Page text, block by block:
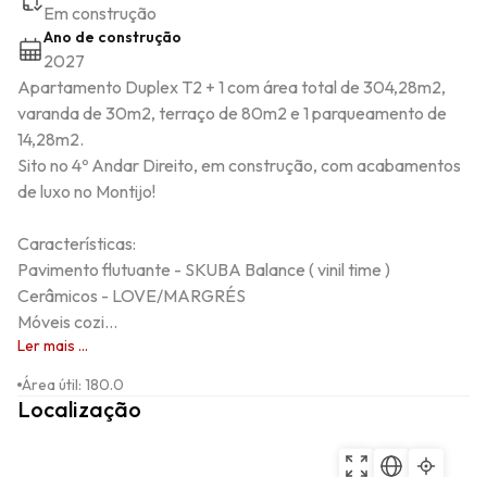
Em construção
Ano de construção
2027
Apartamento Duplex T2 + 1 com área total de 304,28m2,
varanda de 30m2, terraço de 80m2 e 1 parqueamento de
14,28m2.
Sito no 4º Andar Direito, em construção, com acabamentos
de luxo no Montijo!
Características:
Pavimento flutuante - SKUBA Balance ( vinil time )
Cerâmicos - LOVE/MARGRÉS
Móveis cozi...
Ler mais ...
Área útil: 180.0
Localização